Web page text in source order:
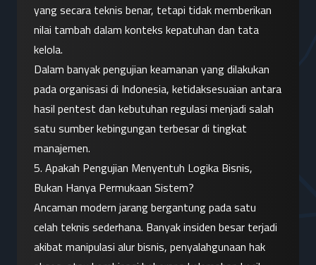
yang secara teknis benar, tetapi tidak memberikan
nilai tambah dalam konteks kepatuhan dan tata
kelola.
Dalam banyak pengujian keamanan yang dilakukan
pada organisasi di Indonesia, ketidaksesuaian antara
hasil pentest dan kebutuhan regulasi menjadi salah
satu sumber kebingungan terbesar di tingkat
manajemen.
5. Apakah Pengujian Menyentuh Logika Bisnis,
Bukan Hanya Permukaan Sistem?
Ancaman modern jarang bergantung pada satu
celah teknis sederhana. Banyak insiden besar terjadi
akibat manipulasi alur bisnis, penyalahgunaan hak